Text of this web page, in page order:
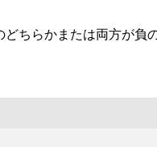
ちらかまたは両方が負